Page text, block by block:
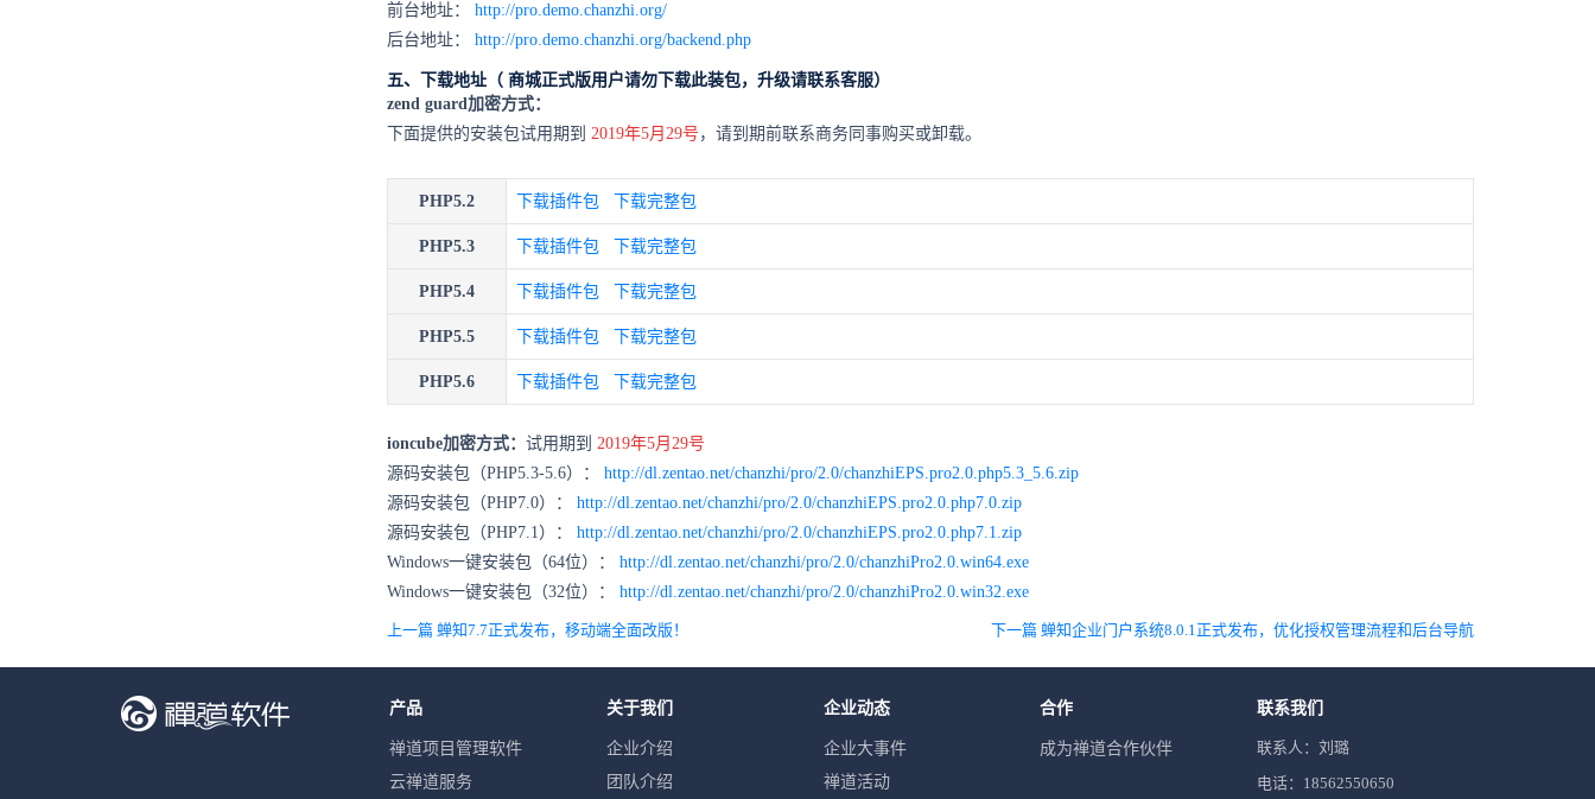
前台地址： http://pro.demo.chanzhi.org/
后台地址： http://pro.demo.chanzhi.org/backend.php
五、下载地址（ 商城正式版用户请勿下载此装包，升级请联系客服）
zend guard加密方式：
下面提供的安装包试用期到 2019年5月29号 ，请到期前联系商务同事购买或卸载。
PHP5.2 下载插件包 下载完整包
PHP5.3 下载插件包 下载完整包
PHP5.4 下载插件包 下载完整包
PHP5.5 下载插件包 下载完整包
PHP5.6 下载插件包 下载完整包
ioncube加密方式： 试用期到 2019年5月29号
源码安装包（PHP5.3-5.6）： http://dl.zentao.net/chanzhi/pro/2.0/chanzhiEPS.pro2.0.php5.3_5.6.zip
源码安装包（PHP7.0）： http://dl.zentao.net/chanzhi/pro/2.0/chanzhiEPS.pro2.0.php7.0.zip
源码安装包（PHP7.1）： http://dl.zentao.net/chanzhi/pro/2.0/chanzhiEPS.pro2.0.php7.1.zip
Windows一键安装包（64位）： http://dl.zentao.net/chanzhi/pro/2.0/chanzhiPro2.0.win64.exe
Windows一键安装包（32位）： http://dl.zentao.net/chanzhi/pro/2.0/chanzhiPro2.0.win32.exe
上一篇 蝉知7.7正式发布，移动端全面改版！ 下一篇 蝉知企业门户系统8.0.1正式发布，优化授权管理流程和后台导航
产品
禅道项目管理软件
云禅道服务
关于我们
企业介绍
团队介绍
企业动态
企业大事件
禅道活动
合作
成为禅道合作伙伴
联系我们
联系人：刘璐
电话：18562550650